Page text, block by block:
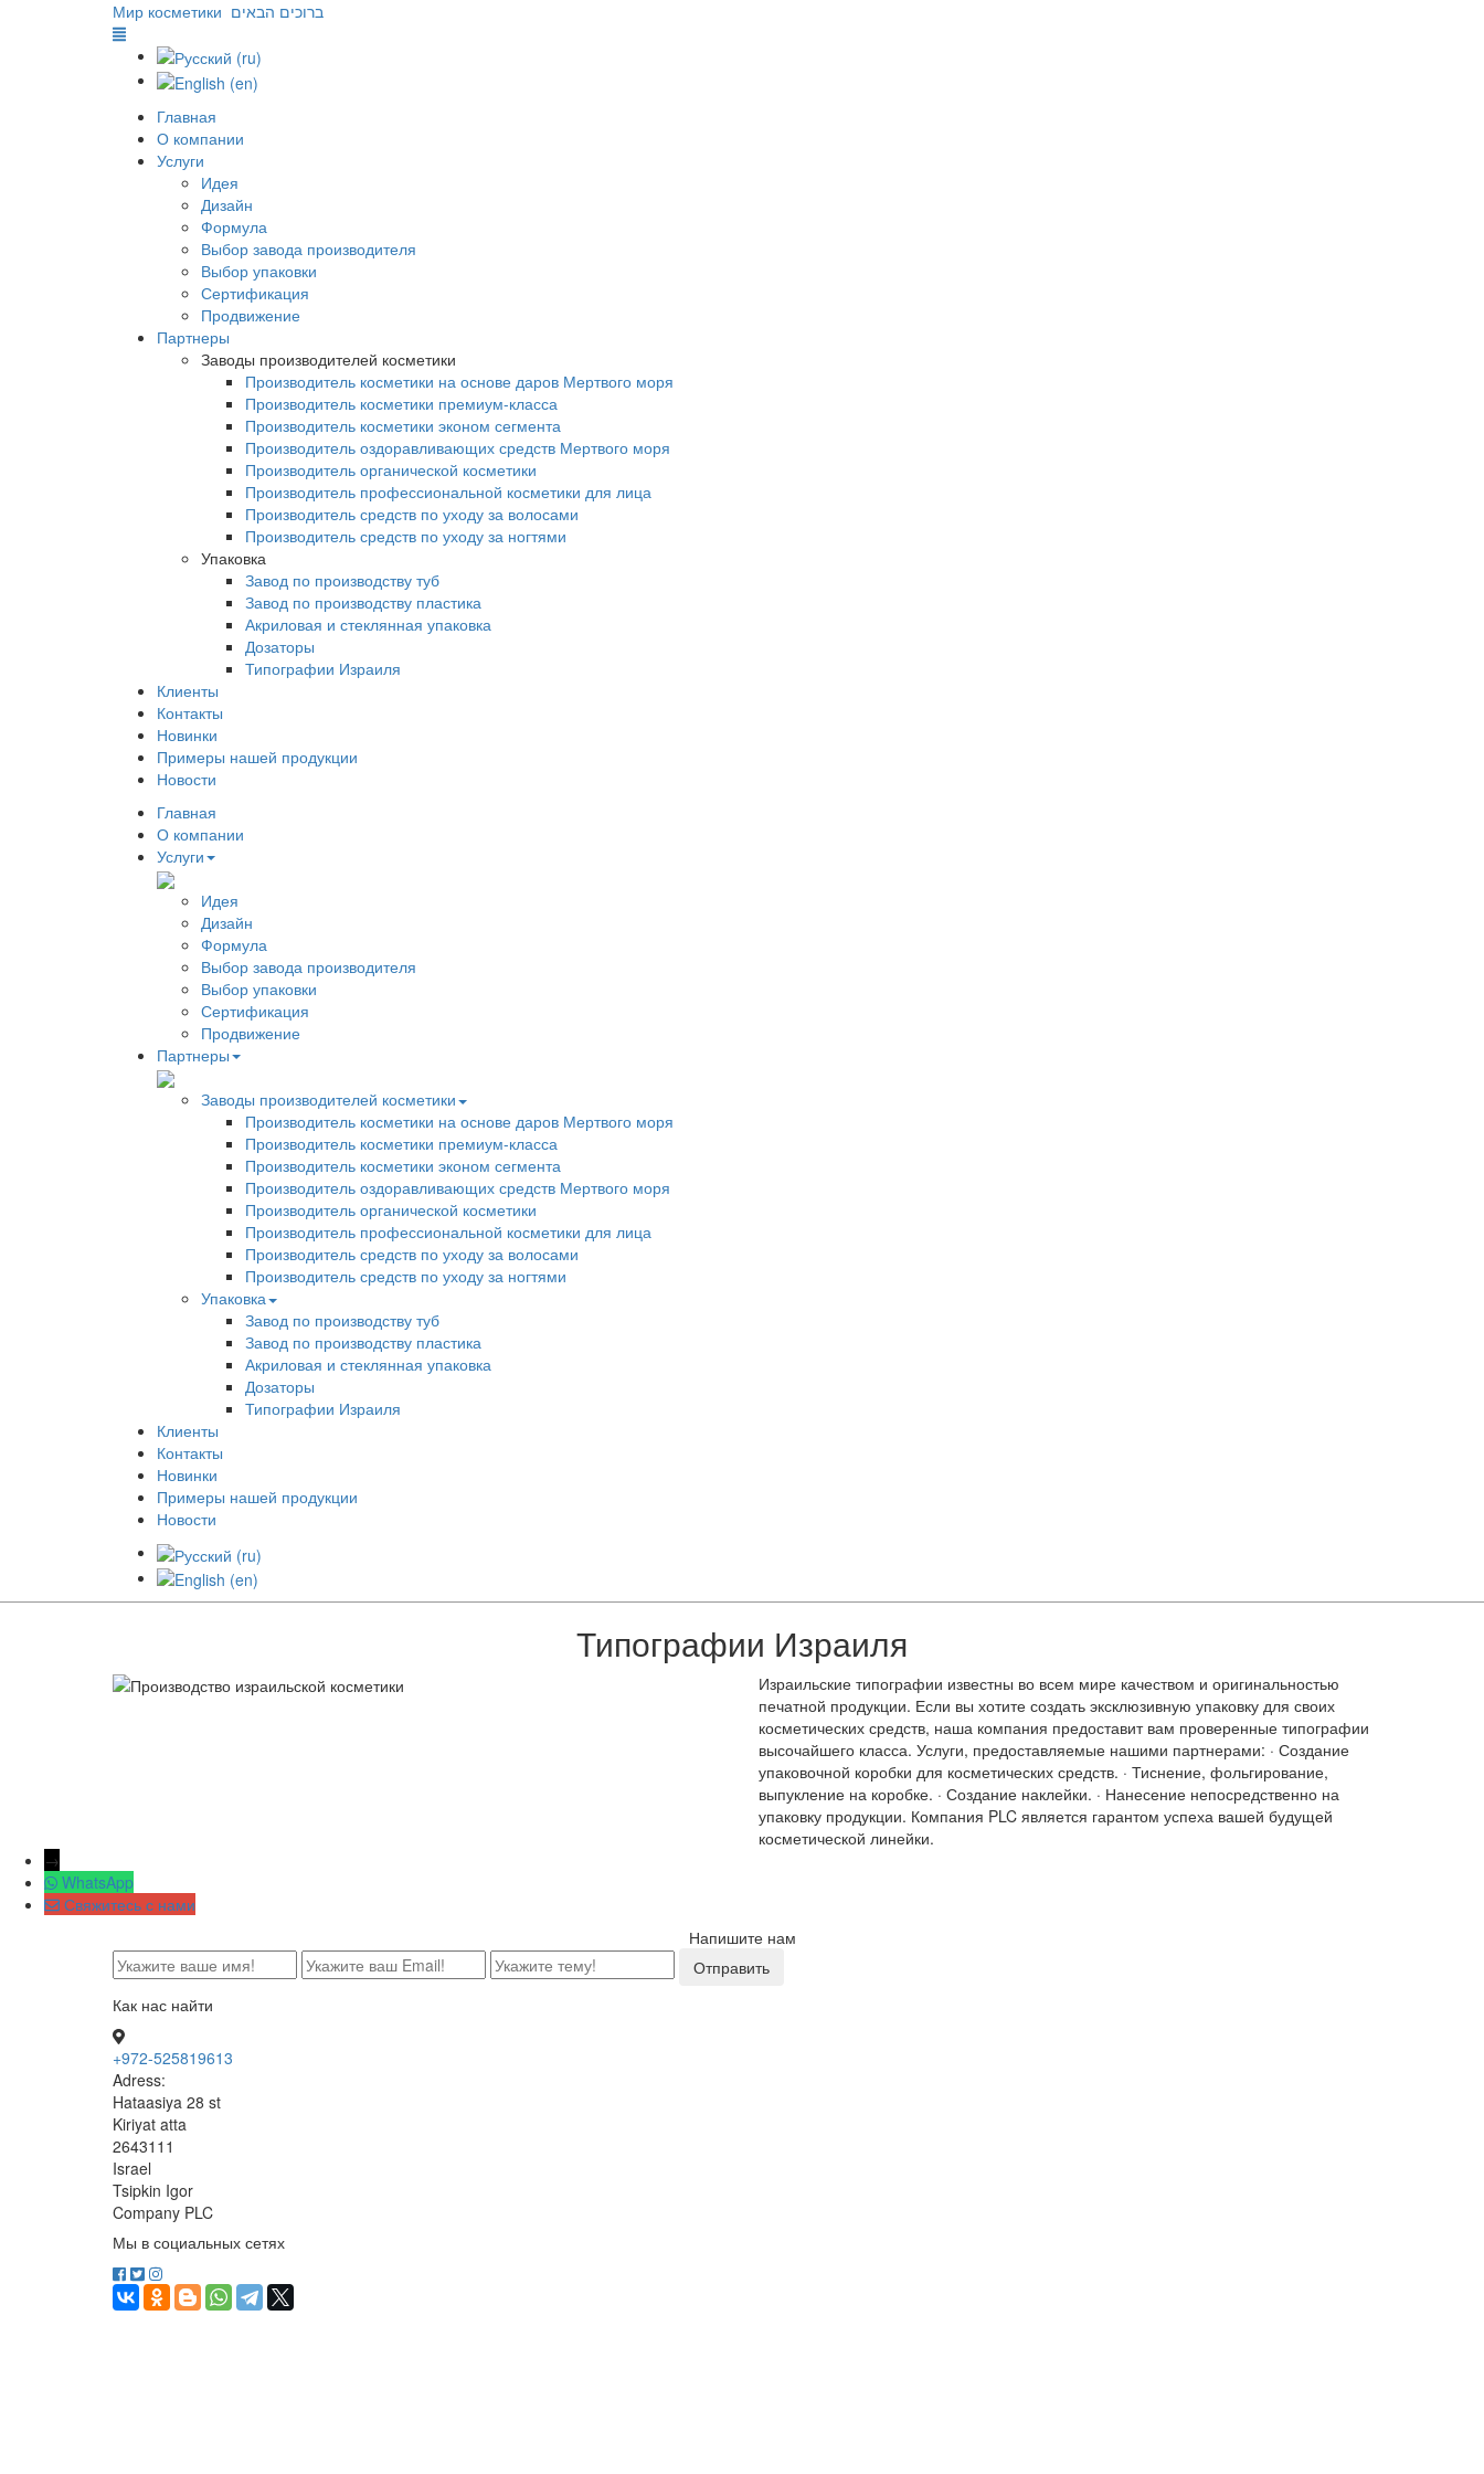
Мир косметики ברוכים הבאים
Главная
О компании
Услуги
Идея
Дизайн
Формула
Выбор завода производителя
Выбор упаковки
Сертификация
Продвижение
Партнеры
Заводы производителей косметики
Производитель косметики на основе даров Мертвого моря
Производитель косметики премиум-класса
Производитель косметики эконом сегмента
Производитель оздоравливающих средств Мертвого моря
Производитель органической косметики
Производитель профессиональной косметики для лица
Производитель средств по уходу за волосами
Производитель средств по уходу за ногтями
Упаковка
Завод по производству туб
Завод по производству пластика
Акриловая и стеклянная упаковка
Дозаторы
Типографии Израиля
Клиенты
Контакты
Новинки
Примеры нашей продукции
Новости
Главная
О компании
Услуги
Идея
Дизайн
Формула
Выбор завода производителя
Выбор упаковки
Сертификация
Продвижение
Партнеры
Заводы производителей косметики
Производитель косметики на основе даров Мертвого моря
Производитель косметики премиум-класса
Производитель косметики эконом сегмента
Производитель оздоравливающих средств Мертвого моря
Производитель органической косметики
Производитель профессиональной косметики для лица
Производитель средств по уходу за волосами
Производитель средств по уходу за ногтями
Упаковка
Завод по производству туб
Завод по производству пластика
Акриловая и стеклянная упаковка
Дозаторы
Типографии Израиля
Клиенты
Контакты
Новинки
Примеры нашей продукции
Новости
Типографии Израиля
Израильские типографии известны во всем мире качеством и оригинальностью
печатной продукции. Если вы хотите создать эксклюзивную упаковку для своих
косметических средств, наша компания предоставит вам проверенные типографии
высочайшего класса. Услуги, предоставляемые нашими партнерами: · Создание
упаковочной коробки для косметических средств. · Тиснение, фольгирование,
выпукление на коробке. · Создание наклейки. · Нанесение непосредственно на
упаковку продукции. Компания PLC является гарантом успеха вашей будущей
косметической линейки.
→
WhatsApp
Свяжитесь с нами
Напишите нам
Как нас найти
+972-525819613
Adress:
Hataasiya 28 st
Kiriyat atta
2643111
Israel
Tsipkin Igor
Company PLC
Мы в социальных сетях